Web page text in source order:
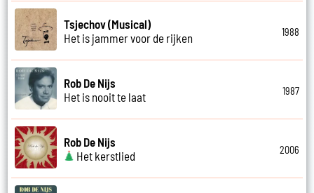
Tsjechov (Musical)
Het is jammer voor de rijken
1988
Rob De Nijs
Het is nooit te laat
1987
Rob De Nijs
Het kerstlied
2006